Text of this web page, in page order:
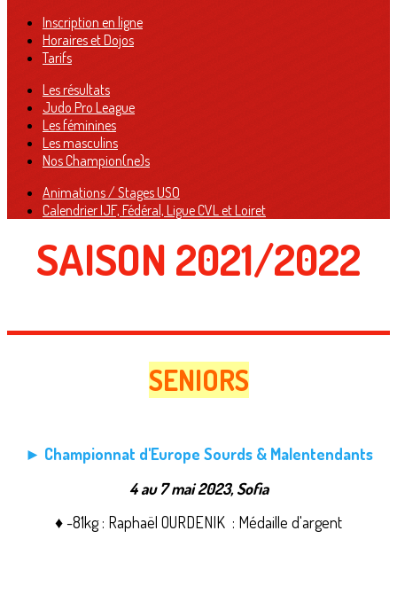
Inscription en ligne
Horaires et Dojos
Tarifs
Les résultats
Judo Pro League
Les féminines
Les masculins
Nos Champion(ne)s
Animations / Stages USO
Calendrier IJF, Fédéral, Ligue CVL et Loiret
SAISON 2021/2022
SENIORS
► Championnat d'Europe Sourds & Malentendants
4 au 7 mai 2023, Sofia
♦ -81kg : Raphaël OURDENIK : Médaille d'argent